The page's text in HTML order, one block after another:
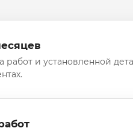
работ и установленной